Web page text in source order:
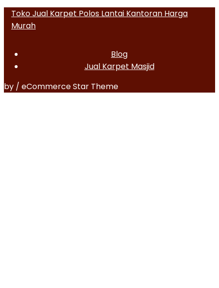
Toko Jual Karpet Polos Lantai Kantoran Harga
Murah
Blog
Jual Karpet Masjid
by / eCommerce Star Theme